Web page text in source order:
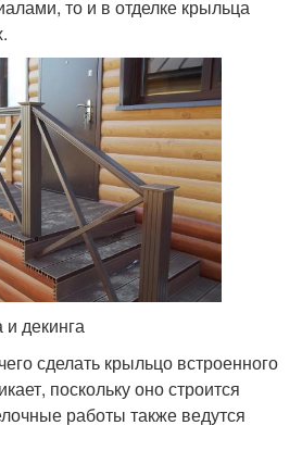
то и в отделке крыльца
и декинга
сделать крыльцо встроенного
поскольку оно строится
работы также ведутся